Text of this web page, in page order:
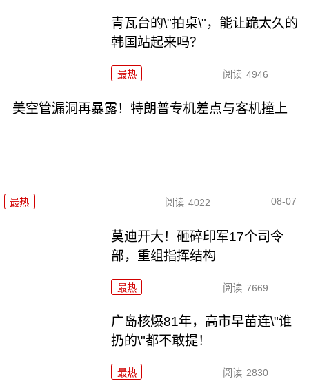
青瓦台的\"拍桌\"，能让跪太久的
韩国站起来吗？
最热 阅读 4946
美空管漏洞再暴露！特朗普专机差点与客机撞上
最热 阅读 4022 08-07
莫迪开大！砸碎印军17个司令
部，重组指挥结构
最热 阅读 7669
广岛核爆81年，高市早苗连\"谁
扔的\"都不敢提！
最热 阅读 2830